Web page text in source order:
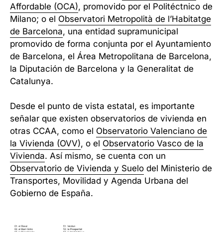
Affordable (OCA), promovido por el Politéctnico de
Milano; o el Observatori Metropolità de l’Habitatge
de Barcelona, una entidad supramunicipal
promovido de forma conjunta por el Ayuntamiento
de Barcelona, el Área Metropolitana de Barcelona,
la Diputación de Barcelona y la Generalitat de
Catalunya.
Desde el punto de vista estatal, es importante
señalar que existen observatorios de vivienda en
otras CCAA, como el Observatorio Valenciano de
la Vivienda (OVV), o el Observatorio Vasco de la
Vivienda. Así mismo, se cuenta con un
Observatorio de Vivienda y Suelo del Ministerio de
Transportes, Movilidad y Agenda Urbana del
Gobierno de España.